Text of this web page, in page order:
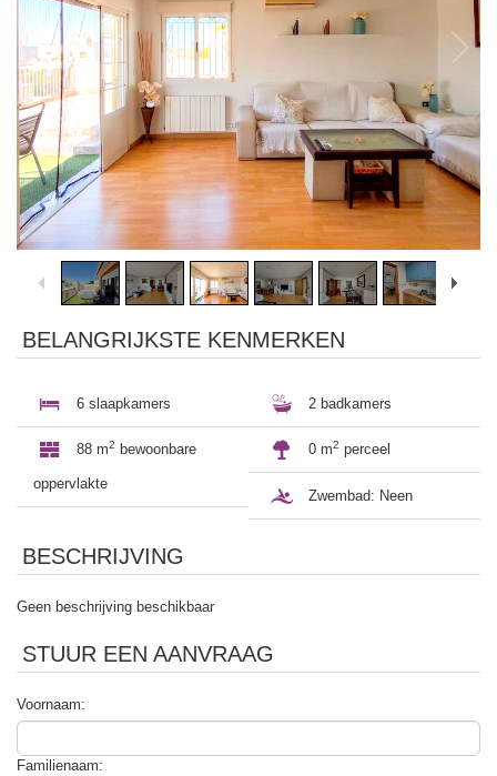
BELANGRIJKSTE KENMERKEN
6 slaapkamers 2 badkamers
88 m2 bewoonbare
oppervlakte
0 m2 perceel
Zwembad: Neen
BESCHRIJVING
Geen beschrijving beschikbaar
STUUR EEN AANVRAAG
Voornaam:
Familienaam: